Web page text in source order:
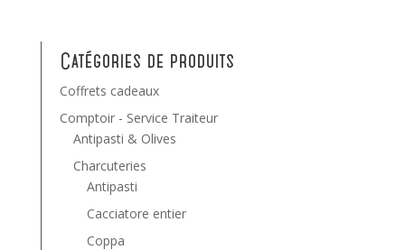
Catégories de produits
Coffrets cadeaux
Comptoir - Service Traiteur
Antipasti & Olives
Charcuteries
Antipasti
Cacciatore entier
Coppa